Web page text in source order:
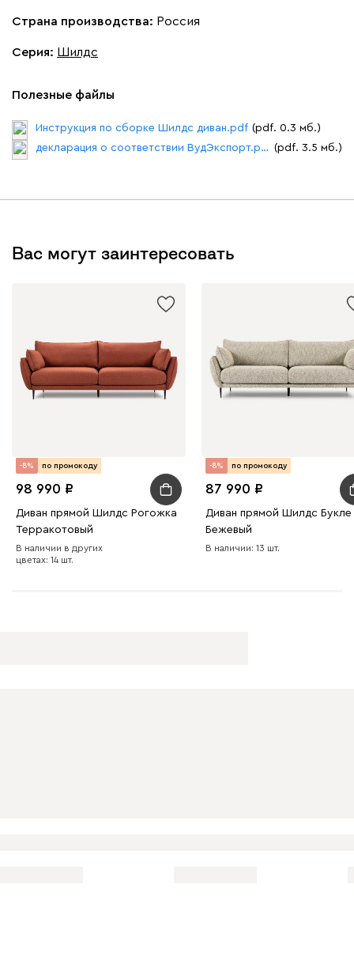
Альтеа 116 831 126 990 8
Графит Молочный Серый
Страна производства: Россия
Серия: Шилдс
Полезные файлы
Инструкция по сборке Шилдс диван.pdf (pdf. 0.3 мб.)
декларация о соответствии ВудЭкспорт.pdf (pdf. 3.5 мб.)
Вас могут заинтересовать
-8% по промокоду
98 990
Диван прямой Шилдс Рогожка
Терракотовый
В наличии в других
цветах: 14 шт.
-8% по промокоду
87 990
Диван прямой Шилдс Букле
Бежевый
В наличии: 13 шт.